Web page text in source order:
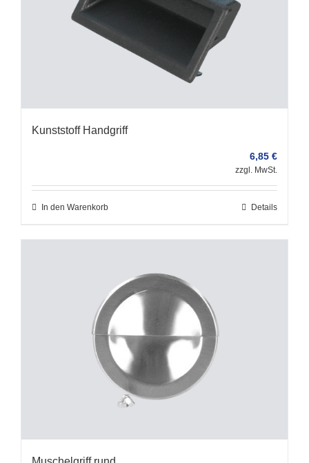
Kunststoff Handgriff
6,85 €
zzgl. MwSt.
In den Warenkorb Details